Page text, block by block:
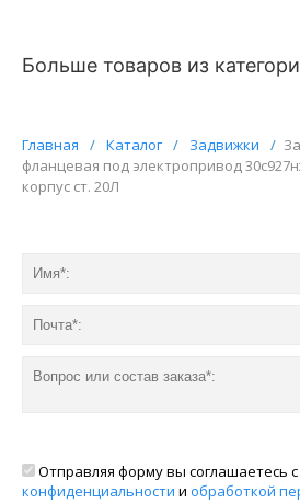
Больше товаров из
Главная / Каталог / Задвижки /
фланцевая под электропривод
корпус ст. 20Л
Отправляя форму вы соглашаетесь с
конфиденциальности и обработкой